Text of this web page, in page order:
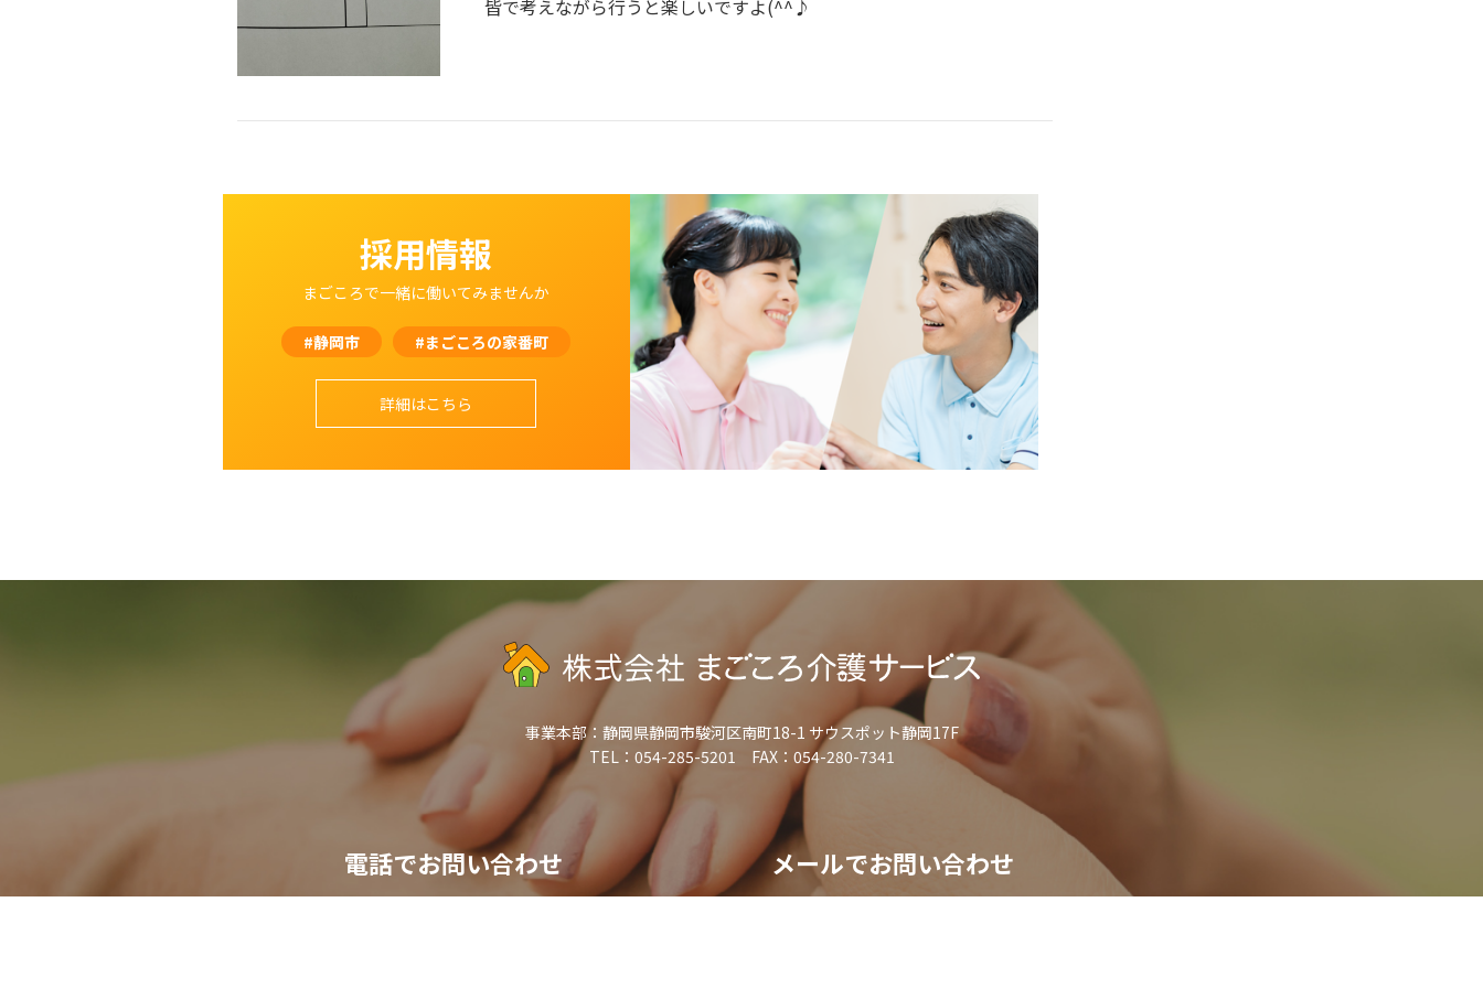
皆で考えながら行うと楽しいですよ(^^♪
採用情報
まごころで一緒に働いてみませんか
#静岡市 #まごころの家番町
詳細はこちら
事業本部： 静岡県静岡市駿河区南町18-1 サウスポット静岡17F
TEL：054-285-5201 FAX：054-280-7341
電話でお問い合わせ メールでお問い合わせ